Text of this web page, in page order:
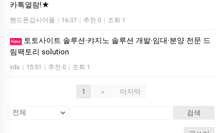
카톡열람!★
핸드폰감시어플 | 16:37 | 추천 0 | 조회 1
New
토­토사이트 솔루션·캬지노 솔루션 개발·임대·분양 전문 드
림팩토리 solution
vds | 15:51 | 추천 0 | 조회 1
1 » 마지막
검색